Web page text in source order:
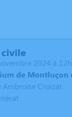
2024 à
de Montluçon
Ambroise Croizat